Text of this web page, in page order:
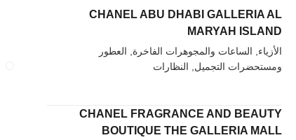
عودة إلى المرشحات
CHANEL ABU DHABI GALLERIA AL
MARYAH ISLAND
الأزياء, الساعات والمجوهرات الفاخرة, العطور
ومستحضرات التجميل, النظارات
CHANEL FRAGRANCE AND BEAUTY
BOUTIQUE THE GALLERIA MALL